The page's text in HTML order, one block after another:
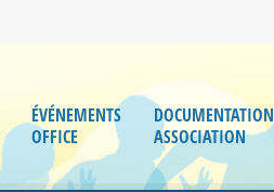
ÉVÉNEMENTS
OFFICE
DOCUMENTATION
ASSOCIATION